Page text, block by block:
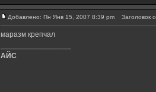
Добавлено: Пн Янв 15, 2007 8:39 pm Заголовок
маразм крепчал
АЙС